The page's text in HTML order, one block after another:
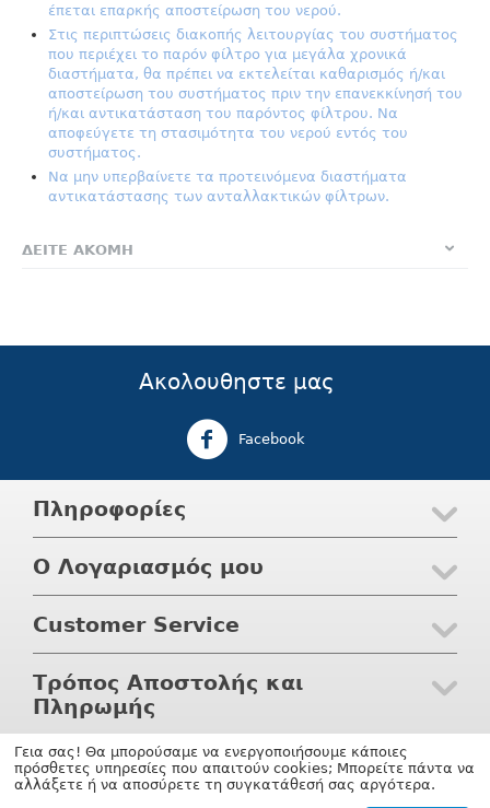
έπεται επαρκής αποστείρωση του νερού.
Στις περιπτώσεις διακοπής λειτουργίας του συστήματος
που περιέχει το παρόν φίλτρο για μεγάλα χρονικά
διαστήματα, θα πρέπει να εκτελείται καθαρισμός ή/και
αποστείρωση του συστήματος πριν την επανεκκίνησή του
ή/και αντικατάσταση του παρόντος φίλτρου. Να
αποφεύγετε τη στασιμότητα του νερού εντός του
συστήματος.
Να μην υπερβαίνετε τα προτεινόμενα διαστήματα
αντικατάστασης των ανταλλακτικών φίλτρων.
ΔΕΙΤΕ ΑΚΟΜΗ
Ακολουθηστε μας
Facebook
Πληροφορίες
Ο Λογαριασμός μου
Customer Service
Τρόπος Αποστολής και
Πληρωμής
© 2004 - 2026 Waterwaves.gr. Υποστηριξη shopping software
by CS-Cart.gr
Γεια σας! Θα μπορούσαμε να ενεργοποιήσουμε κάποιες
πρόσθετες υπηρεσίες που απαιτούν cookies; Μπορείτε πάντα να
αλλάξετε ή να αποσύρετε τη συγκατάθεσή σας αργότερα.